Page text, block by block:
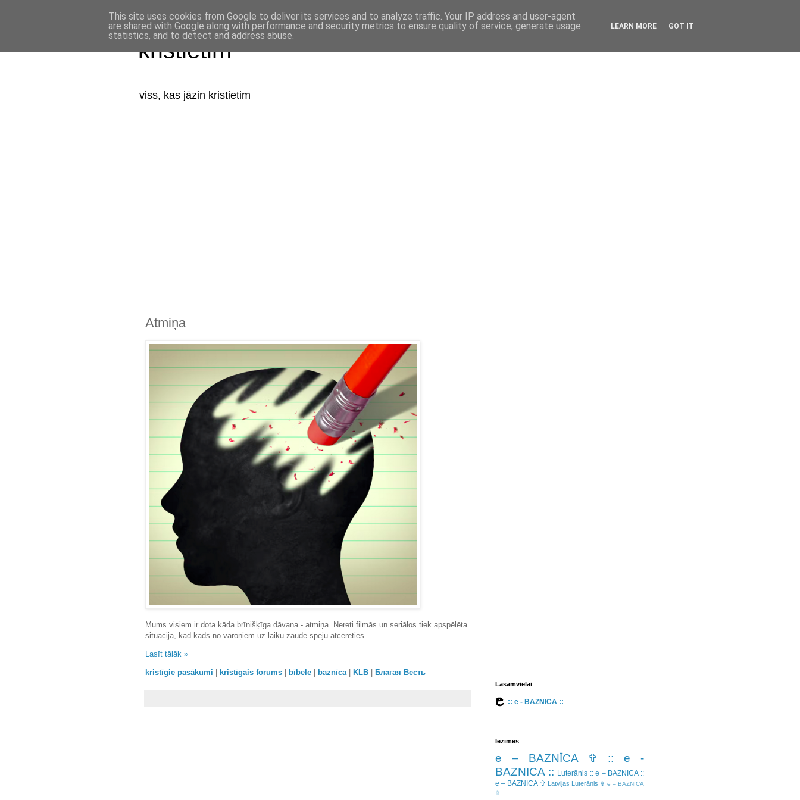
kristietim
viss, kas jāzin kristietim
Atmiņa
Mums visiem ir dota kāda brīnišķīga dāvana ­- atmiņa. Nereti filmās un seriālos tiek apspēlēta
situācija, kad kāds no varoņiem uz laiku zaudē spēju atcerēties.
Lasīt tālāk »
kristīgie pasākumi kristīgais forums bībele baznīca| KLB Благая Весть
Lasāmvielai
:: e - BAZNICA ::
-
Iezīmes
e – BAZNĪCA ✞
:: e -
BAZNICA :: Luterānis :: e – BAZNICA ::
e – BAZNICA ✞ Latvijas Luterānis ✞ e – BAZNICA
✞
This site uses cookies from Google to deliver its services and to analyze traffic. Your IP address and user-agent
are shared with Google along with performance and security metrics to ensure quality of service, generate usage
statistics, and to detect and address abuse.
LEARN MORE GOT IT